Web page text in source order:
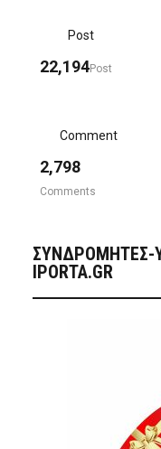
Post
22,194Post
Comment
2,798
Comments
ΣΥΝΔΡΟΜΗΤΈΣ-
IPORTA.GR